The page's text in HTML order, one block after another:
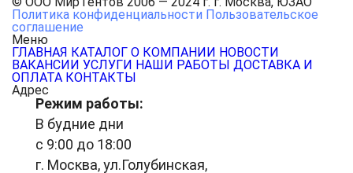
Политика конфиденциальности Пользовательское
соглашение
Меню
ГЛАВНАЯ КАТАЛОГ О КОМПАНИИ НОВОСТИ
ВАКАНСИИ УСЛУГИ НАШИ РАБОТЫ ДОСТАВКА И
ОПЛАТА КОНТАКТЫ
Адрес
Режим работы:
В будние дни
с 9:00 до 18:00
г. Москва, ул.Голубинская,